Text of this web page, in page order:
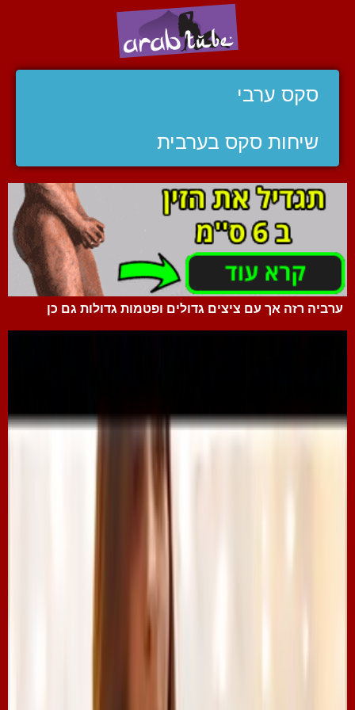
סקס ערבי
שיחות סקס בערבית
ערביה רזה אך עם ציצים גדולים ופטמות גדולות גם כן